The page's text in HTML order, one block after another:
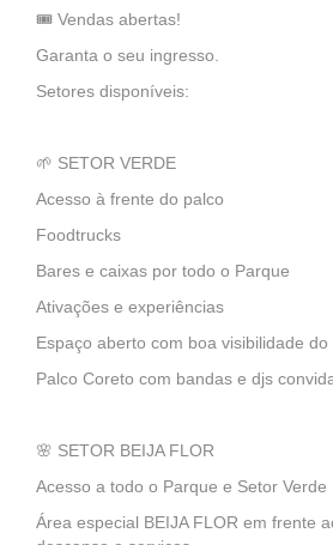
🎟 Vendas abertas!
Garanta o seu ingresso.
Setores disponíveis:
🌱 SETOR VERDE
Acesso à frente do palco
Foodtrucks
Bares e caixas por todo o Parque
Ativações e experiências
Espaço aberto com boa visibilidade do
Palco Coreto com bandas e djs
🌸 SETOR BEIJA FLOR
Acesso a todo o Parque e Setor Verde
Área especial BEIJA FLOR em frente